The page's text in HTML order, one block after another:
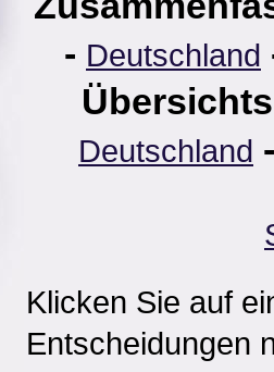
- Deutschland
Deutschland
Klicken Sie auf
Entscheidungen